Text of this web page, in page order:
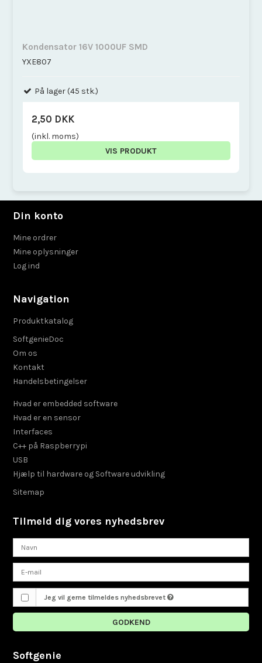
Kondensator 16V 1000UF SMD
YXE807
På lager (45 stk.)
2,50 DKK
(inkl. moms)
VIS PRODUKT
Din konto
Mine ordrer
Mine oplysninger
Log ind
Navigation
Produktkatalog
SoftgenieDoc
Om os
Kontakt
Handelsbetingelser
Hvad er embedded software
Hvad er en sensor
Interfaces
C++ på Raspberrypi
USB
Hjælp til hardware og Software udvikling
Sitemap
Tilmeld dig vores nyhedsbrev
Jeg vil gerne tilmeldes nyhedsbrevet
GODKEND
Softgenie